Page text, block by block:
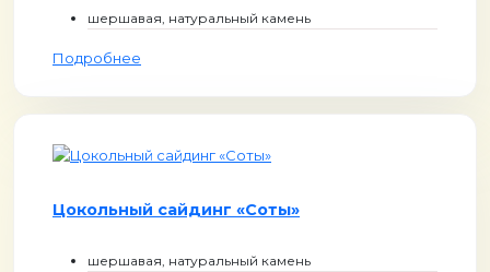
шершавая, натуральный камень
Подробнее
Цокольный сайдинг «Соты»
шершавая, натуральный камень